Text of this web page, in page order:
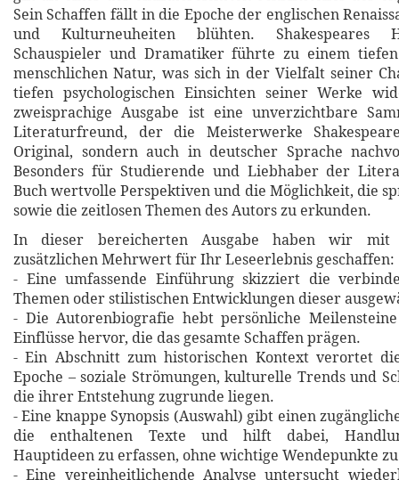
Sein Schaffen fällt in die Epoche der englischen
und Kulturneuheiten blühten. Shakespeares
Schauspieler und Dramatiker führte zu einem
menschlichen Natur, was sich in der Vielfalt seiner
tiefen psychologischen Einsichten seiner Werke
zweisprachige Ausgabe ist eine unverzichtbare
Literaturfreund, der die Meisterwerke
Original, sondern auch in deutscher Sprache
Besonders für Studierende und Liebhaber der
Buch wertvolle Perspektiven und die Möglichkeit, die
sowie die zeitlosen Themen des Autors zu erkunden.
In dieser bereicherten Ausgabe haben wir mit
zusätzlichen Mehrwert für Ihr Leseerlebnis geschaffen:
- Eine umfassende Einführung skizziert die
Themen oder stilistischen Entwicklungen dieser
- Die Autorenbiografie hebt persönliche
Einflüsse hervor, die das gesamte Schaffen prägen.
- Ein Abschnitt zum historischen Kontext verortet
Epoche – soziale Strömungen, kulturelle Trends und
die ihrer Entstehung zugrunde liegen.
- Eine knappe Synopsis (Auswahl) gibt einen
die enthaltenen Texte und hilft dabei,
Hauptideen zu erfassen, ohne wichtige Wendepunkte
- Eine vereinheitlichende Analyse untersucht